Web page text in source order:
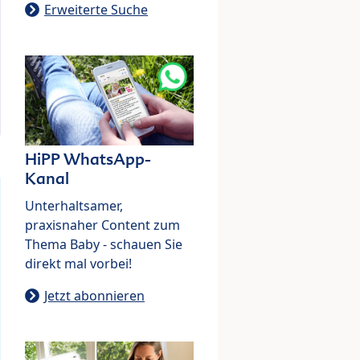
Erweiterte Suche
HiPP WhatsApp-
Kanal
Unterhaltsamer,
praxisnaher Content zum
Thema Baby - schauen Sie
direkt mal vorbei!
Jetzt abonnieren